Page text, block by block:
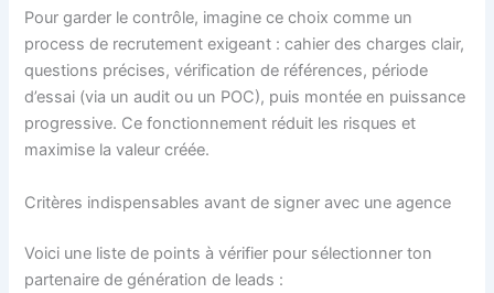
Pour garder le contrôle, imagine ce choix comme un
process de recrutement exigeant : cahier des charges clair,
questions précises, vérification de références, période
d’essai (via un audit ou un POC), puis montée en puissance
progressive. Ce fonctionnement réduit les risques et
maximise la valeur créée.
Critères indispensables avant de signer avec une agence
Voici une liste de points à vérifier pour sélectionner ton
partenaire de génération de leads :